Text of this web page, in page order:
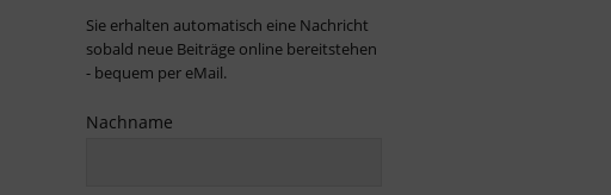
Sie erhalten automatisch eine Nachricht
sobald neue Beiträge online bereitstehen
- bequem per eMail.
Nachname